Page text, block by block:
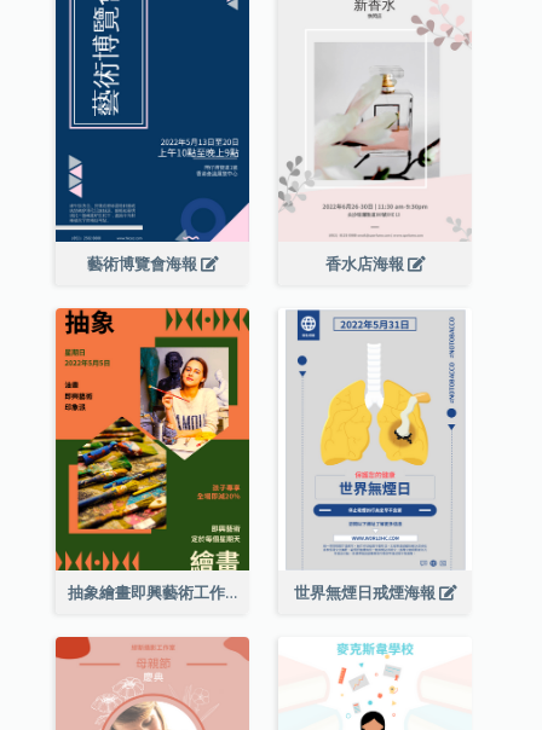
藝術博覽會海報 香水店海報
抽象繪畫即興藝術工作坊海報 世界無煙日戒煙海報